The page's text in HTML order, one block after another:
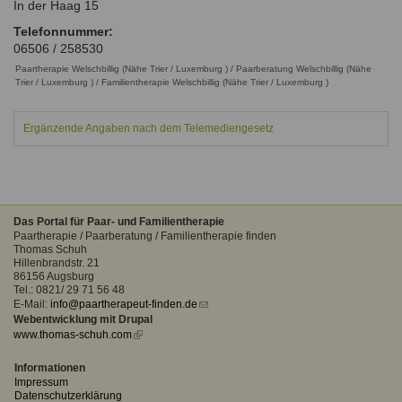
Qualitätssicherung
Qualität unserer Therapeuten
Familienthemen
Systemischer Ansatz
Ausbildungsinstitute
Fortbildungen
Information über Qualifikation
vergessen?
Anmelden
Links
Formular zur Registrierung
In der Haag 15
Telefonnummer:
06506 / 258530
Paartherapie Welschbillig (Nähe Trier / Luxemburg ) / Paarberatung Welschbillig (Nähe
Trier / Luxemburg ) / Familientherapie Welschbillig (Nähe Trier / Luxemburg )
Ergänzende Angaben nach dem Telemediengesetz
Das Portal für Paar- und Familientherapie
Paartherapie / Paarberatung / Familientherapie finden
Thomas Schuh
Hillenbrandstr. 21
86156 Augsburg
Tel.: 0821/ 29 71 56 48
E-Mail: info@paartherapeut-finden.de (link
Webentwicklung mit Drupal
www.thomas-schuh.com(link
Informationen
Impressum
Datenschutzerklärung